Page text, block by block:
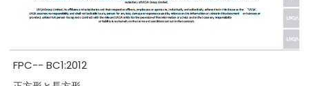
FPC-- BC1:2012